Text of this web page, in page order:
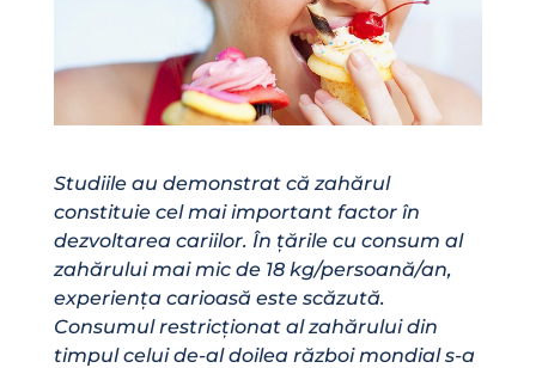
Studiile au demonstrat că zahărul
constituie cel mai important factor în
dezvoltarea cariilor. În țările cu consum al
zahărului mai mic de 18 kg/persoană/an,
experiența carioasă este scăzută.
Consumul restricționat al zahărului din
timpul celui de-al doilea război mondial s-a